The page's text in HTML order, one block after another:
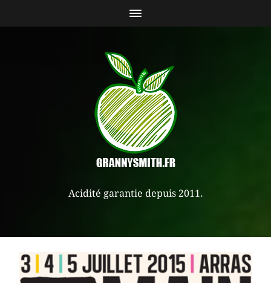
Acidité garantie depuis 2011.